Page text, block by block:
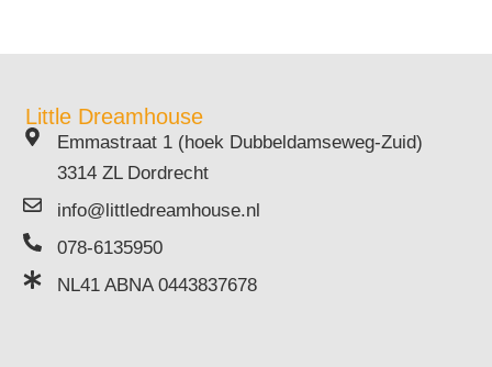
Little Dreamhouse
Emmastraat 1 (hoek Dubbeldamseweg-Zuid)
3314 ZL Dordrecht
info@littledreamhouse.nl
078-6135950
NL41 ABNA 0443837678